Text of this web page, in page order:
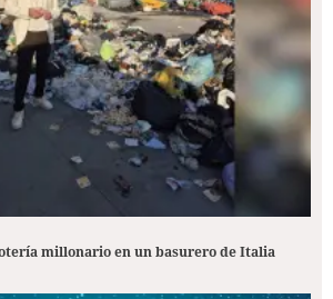
millonario en un basurero de Italia